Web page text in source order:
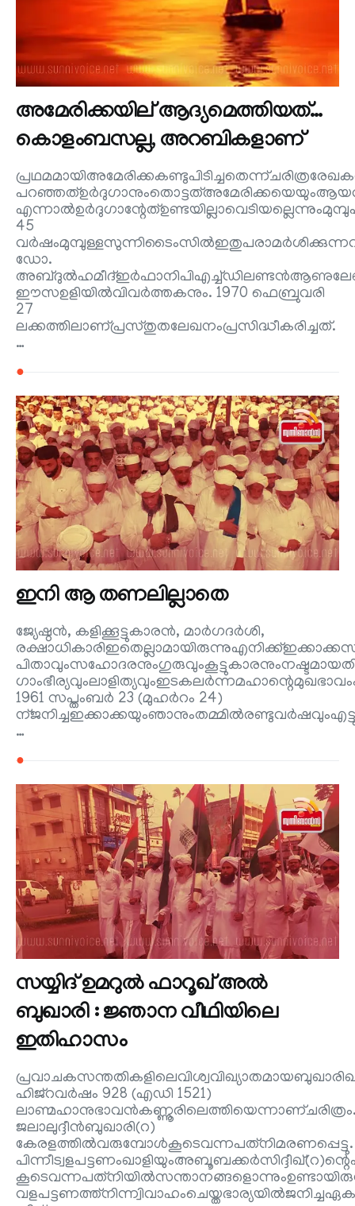
അമേരിക്കയില് ആദ്യമെത്തിയത്…
കൊളംബസല്ല, അറബികളാണ്
45
ഡോ.
ഈസഉളിയിൽവിവർത്തകനും. 1970 ഫെബ്രുവരി
27
ലക്കത്തിലാണ്പ്രസ്തുതലേഖനംപ്രസിദ്ധീകരിച്ചത്.
…
●
ഇനി ആ തണലില്ലാതെ
ജ്യേഷ്ഠൻ, കളിക്കൂട്ടുകാരൻ, മാർഗദർശി,
1961 സപ്തംബർ 23 (മുഹർറം 24)
…
●
സയ്യിദ് ഉമറുല്‍ ഫാറൂഖ് അല്‍
ബുഖാരി : ജ്ഞാന വീഥിയിലെ
ഇതിഹാസം
ഹിജ്‌റവർഷം 928 (എഡി 1521)
ജലാലുദ്ദീൻബുഖാരി(റ)
കേരളത്തിൽവരുമ്പോൾകൂടെവന്നപത്‌നിമരണപ്പെട്ടു.